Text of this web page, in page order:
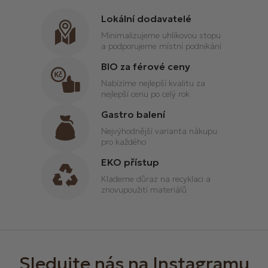
r
v
k
y
v
ý
p
s
u
Lokální dodavatelé
Minimalizujeme uhlíkovou stopu
a podporujeme místní podnikání
BIO za férové ceny
Nabízíme nejlepší kvalitu za
nejlepší cenu po celý rok
Gastro balení
Nejvýhodnější varianta nákupu
pro každého
EKO přístup
Klademe důraz na recyklaci a
znovupoužití materiálů